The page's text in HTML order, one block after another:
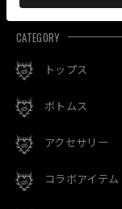
CATEGORY
トップス
ボトムス
アクセサリー
コラボアイテム